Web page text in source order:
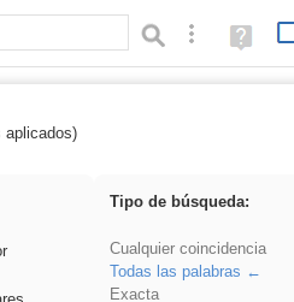
BúsquedaAyuda
(en
Tipo de búsqueda:
Cualquier coincidencia
Todas las palabras
Exacta